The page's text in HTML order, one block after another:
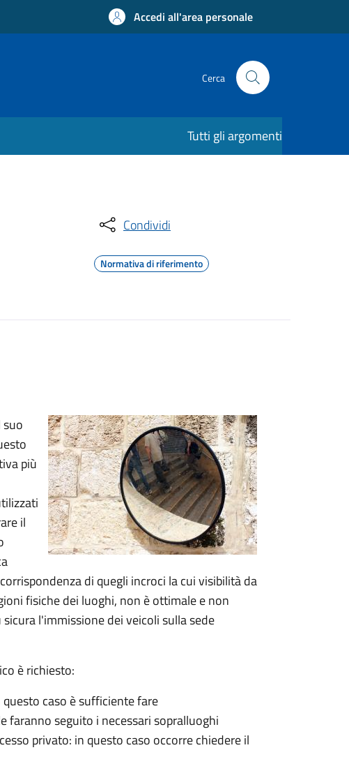
Accedi all'area personale
Cerca
Tutti gli argomenti
Condividi
Normativa di riferimento
più
il
di quegli incroci la cui visibilità da
fisiche dei luoghi, non è ottimale e non
l'immissione dei veicoli sulla sede
è richiesto:
caso è sufficiente fare
faranno seguito i necessari sopralluoghi
privato: in questo caso occorre chiedere il